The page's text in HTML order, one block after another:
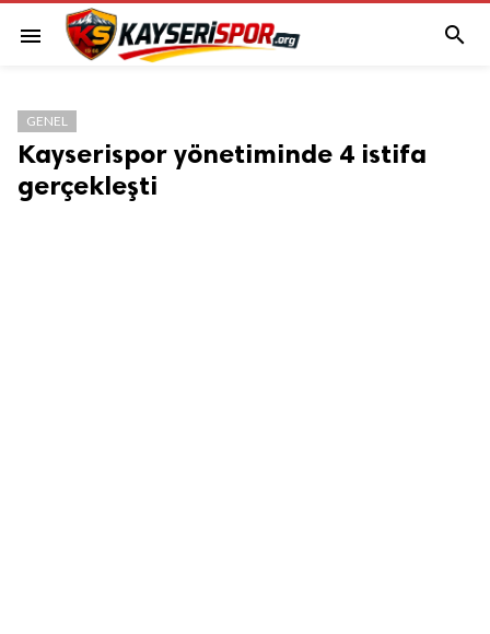
menu 
GENEL
Kayserispor yönetiminde 4 istifa
gerçekleşti